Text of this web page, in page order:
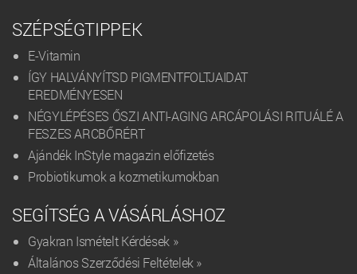
SZÉPSÉGTIPPEK
E-Vitamin
ÍGY HALVÁNYÍTSD PIGMENTFOLTJAIDAT
EREDMÉNYESEN
NÉGYLÉPÉSES ŐSZI ANTI-AGING ARCÁPOLÁSI RITUÁLÉ A
FESZES ARCBŐRÉRT
Ajándék InStyle magazin előfizetés
Probiotikumok a kozmetikumokban
SEGÍTSÉG A VÁSÁRLÁSHOZ
Gyakran Ismételt Kérdések »
Általános Szerződési Feltételek »